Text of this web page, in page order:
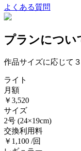
よくある質問
プランについ
作品サイズに応じて
ライト
月額
￥3,520
サイズ
2号 (24×19cm)
交換利用料
￥1,100 /回